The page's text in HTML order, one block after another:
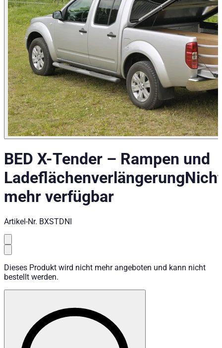
BED X-Tender – Rampen und
Ladeflächenverlängerung
mehr verfügbar
Artikel-Nr. BXSTDNI
Dieses Produkt wird nicht mehr angeboten und kann nicht
bestellt werden.